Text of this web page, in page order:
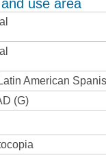
use area
American
(G)